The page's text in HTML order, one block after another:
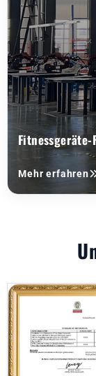
Mehr erfahren